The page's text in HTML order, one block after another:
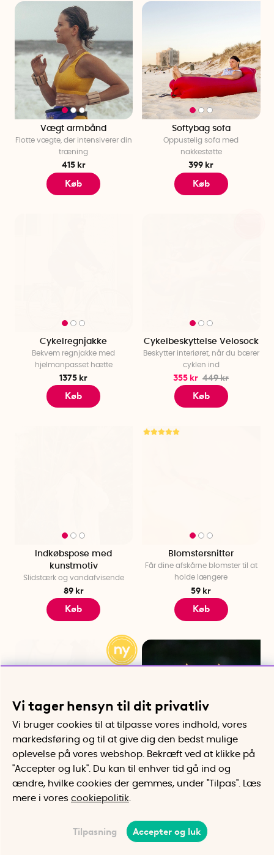
Vægt armbånd
Flotte vægte, der intensiverer din
træning
415 kr
Køb
Softybag sofa
Oppustelig sofa med
nakkestøtte
399 kr
Køb
Cykelregnjakke
Bekvem regnjakke med
hjelmanpasset hætte
1375 kr
Køb
Cykelbeskyttelse Velosock
Beskytter interiøret, når du bærer
cyklen ind
355 kr 449 kr
Køb
Indkøbspose med
kunstmotiv
Slidstærk og vandafvisende
89 kr
Køb
Blomstersnitter
Får dine afskårne blomster til at
holde længere
59 kr
Køb
Kølehåndklæde
Køler hurtigt ved træning og
105 kr
Kort batteridrevet
stearinlys, 2-pak
Realistisk flamme
Køb
Vi tager hensyn til dit privatliv
Vi bruger cookies til at tilpasse vores indhold, vores
markedsføring og til at give dig den bedst mulige
oplevelse på vores webshop. Bekræft ved at klikke på
"Accepter og luk". Du kan til enhver tid gå ind og
ændre, hvilke cookies der gemmes, under "Tilpas". Læs
mere i vores cookiepolitik
Tilpasning Accepter og luk